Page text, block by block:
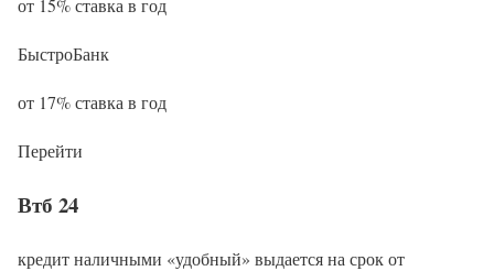
от 15% ставка в год
БыстроБанк
от 17% ставка в год
Перейти
Втб 24
кредит наличными «удобный» выдается на срок от